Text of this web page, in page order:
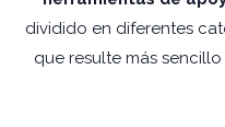
dividido en diferentes
que resulte más